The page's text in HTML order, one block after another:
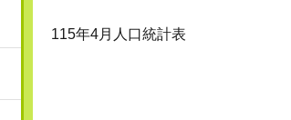
115年4月人口統計表